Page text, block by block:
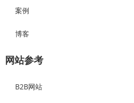
案例
博客
网站参考
B2B网站